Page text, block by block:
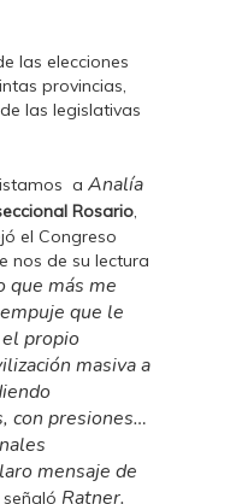
las elecciones
provincias,
las legislativas
aAnalía
Rosario,
el Congreso
nos de su lectura
que más me
que le
propio
masiva a
con presiones…
mensaje de
señaló Ratner.